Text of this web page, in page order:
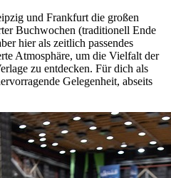
und Frankfurt die großen
Buchwochen (traditionell Ende
hier als zeitlich passendes
Atmosphäre, um die Vielfalt der
zu entdecken. Für dich als
Gelegenheit, abseits